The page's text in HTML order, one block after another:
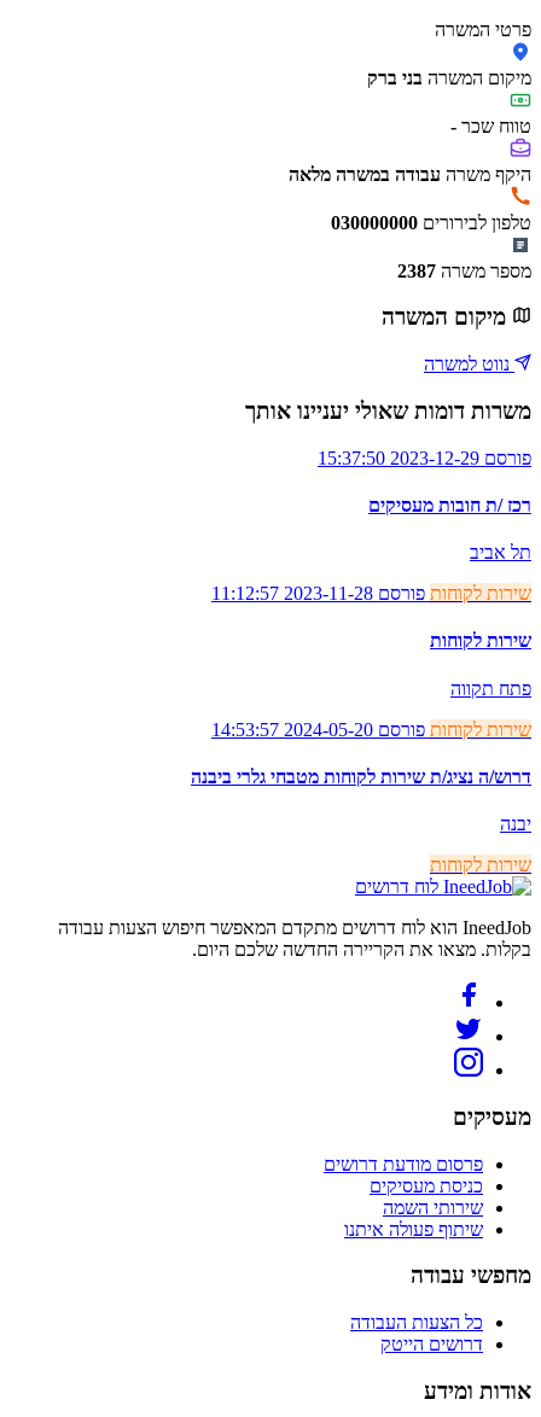
פרטי המשרה
מיקום המשרה בני ברק
טווח שכר -
היקף משרה עבודה במשרה מלאה
טלפון לבירורים 030000000
מספר משרה 2387
מיקום המשרה
נווט למשרה
משרות דומות שאולי יעניינו אותך
פורסם 2023-12-29 15:37:50
רכז /ת חובות מעסיקים
תל אביב
שירות לקוחות פורסם 2023-11-28 11:12:57
שירות לקוחות
פתח תקווה
שירות לקוחות פורסם 2024-05-20 14:53:57
דרוש/ה נציג/ת שירות לקוחות מטבחי גלרי ביבנה
יבנה
שירות לקוחות
לוח דרושים
IneedJob הוא לוח דרושים מתקדם המאפשר חיפוש הצעות עבודה
בקלות. מצאו את הקריירה החדשה שלכם היום.
מעסיקים
פרסום מודעת דרושים
כניסת מעסיקים
שירותי השמה
שיתוף פעולה איתנו
מחפשי עבודה
כל הצעות העבודה
דרושים הייטק
אודות ומידע